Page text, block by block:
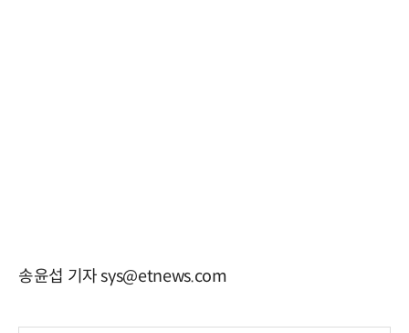
송윤섭 기자 sys@etnews.com